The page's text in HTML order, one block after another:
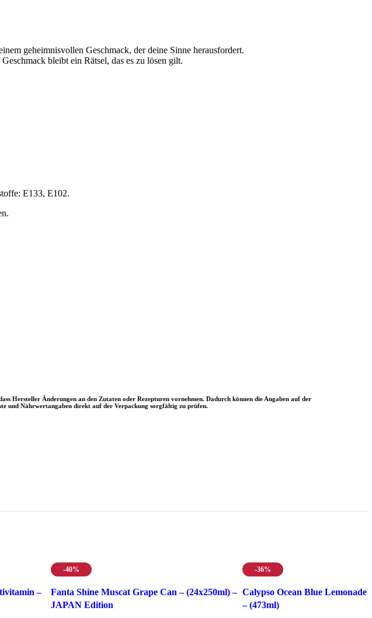
geheimnisvollen Geschmack, der deine Sinne herausfordert.
bleibt ein Rätsel, das es zu lösen gilt.
E133, E102.
Hersteller Änderungen an den Zutaten oder Rezepturen vornehmen. Dadurch können die Angaben auf der
und Nährwertangaben direkt auf der Verpackung sorgfältig zu prüfen.
–
-40%
Fanta Shine Muscat Grape Can – (24x250ml) –
JAPAN Edition
-36%
Calypso Ocean Blue Lemonade
– (473ml)